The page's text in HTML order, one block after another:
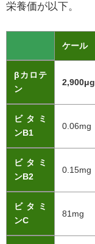
栄養価が以下。
ケール
βカロテ
ン
2,900μg
ビタミ
ンB1
0.06mg
ビタミ
ンB2
0.15mg
ビタミ
ンC
81mg